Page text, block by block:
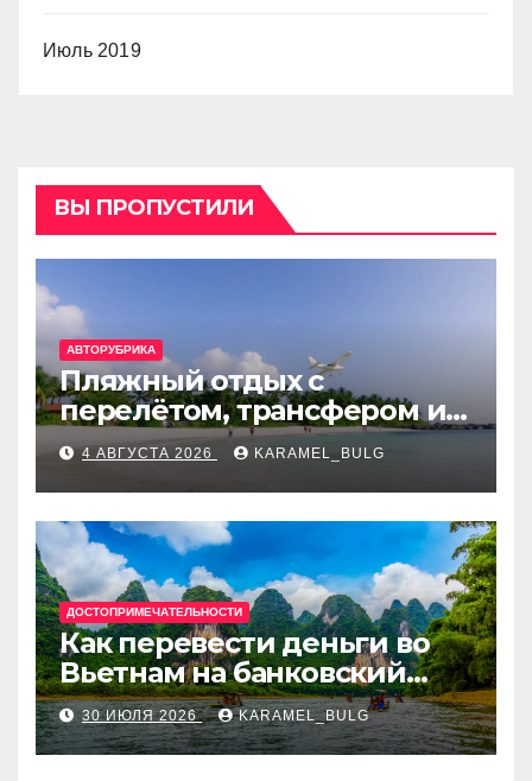
Июль 2019
ВЫ ПРОПУСТИЛИ
АВТОРУБРИКА
Пляжный отдых с
перелётом, трансфером и
отелем на Мальдивах, в
Турции, Греции, Таиланде
и Европе
4 АВГУСТА 2026 KARAMEL_BULG
ДОСТОПРИМЕЧАТЕЛЬНОСТИ
Как перевести деньги во
Вьетнам на банковский
счёт: VietcomBank, BIDV,
Techcombank и другие
банки
30 ИЮЛЯ 2026 KARAMEL_BULG